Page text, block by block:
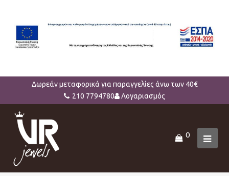
Δωρεάν μεταφορικά για παραγγελίες άνω των 40€
210 7794780
Λογαριασμός
0